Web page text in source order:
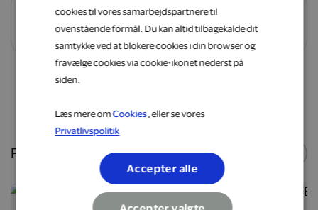
Vilkår og betingelser
Populære webshops
5 %
Se flere
cookies til vores samarbejdspartnere til
ovenstående formål. Du kan altid tilbagekalde dit
samtykke ved at blokere cookies i din browser og
fravælge cookies via cookie-ikonet nederst på
siden.
Læs mere omCookies, eller se vores
Privatlivspolitik
Accepter alle